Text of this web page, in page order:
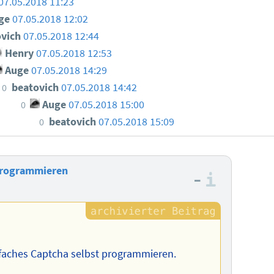
07.05.2018 12:02
07.05.2018 12:44
Henry07.05.2018 12:53
Auge07.05.2018 14:29
0 beatovich07.05.2018 14:42
0 Auge07.05.2018 15:00
0 beatovich07.05.2018 15:09
–
Captcha selbst programmieren.